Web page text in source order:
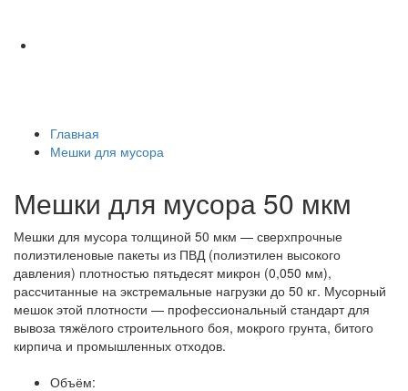
Главная
Мешки для мусора
Мешки для мусора 50 мкм
Мешки для мусора толщиной 50 мкм — сверхпрочные
полиэтиленовые пакеты из ПВД (полиэтилен высокого
давления) плотностью пятьдесят микрон (0,050 мм),
рассчитанные на экстремальные нагрузки до 50 кг. Мусорный
мешок этой плотности — профессиональный стандарт для
вывоза тяжёлого строительного боя, мокрого грунта, битого
кирпича и промышленных отходов.
Объём: